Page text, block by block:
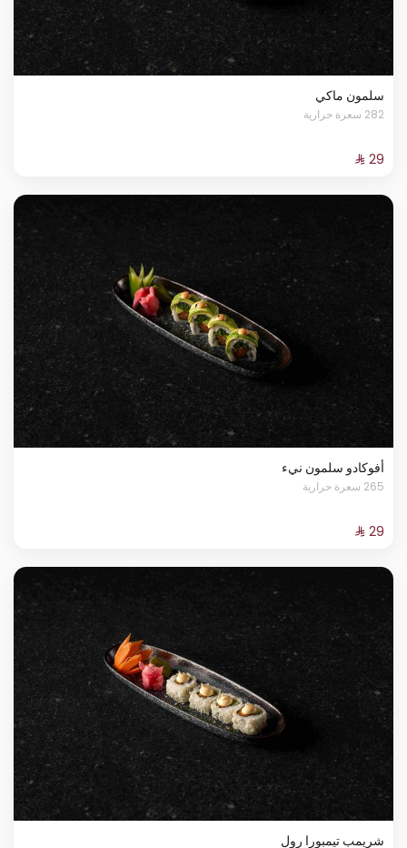
سلمون ماكي
282 سعرة حرارية
أفوكادو سلمون نيء
265 سعرة حرارية
شريمب تيمبورا رول